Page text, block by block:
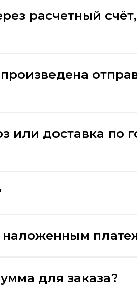
расчетный
или доставка по
для заказа?